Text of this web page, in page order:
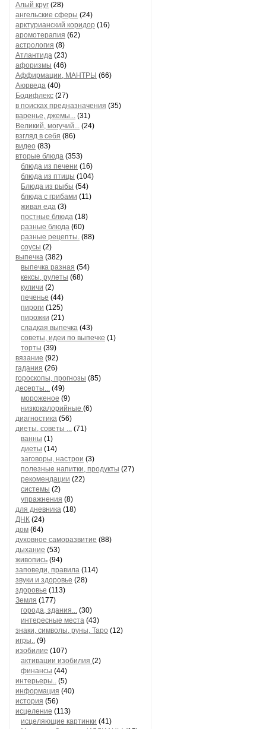
Алый круг (28)
ангельские сферы (24)
арктурианский коридор (16)
аромотерапия (62)
астрология (8)
Атлантида (23)
афоризмы (46)
Аффирмации, МАНТРЫ (66)
Аюрведа (40)
Бодифлекс (27)
в поисках предназначения (35)
варенье, джемы... (31)
Великий, могучий... (24)
взгляд в себя (86)
видео (83)
вторые блюда (353)
блюда из печени (16)
блюда из птицы (104)
Блюда из рыбы (54)
блюда с грибами (11)
живая еда (3)
постные блюда (18)
разные блюда (60)
разные рецепты. (88)
соусы (2)
выпечка (382)
выпечка разная (54)
кексы, рулеты (68)
куличи (2)
печенье (44)
пироги (125)
пирожки (21)
сладкая выпечка (43)
советы, идеи по выпечке (1)
торты (39)
вязание (92)
гадания (26)
гороскопы, прогнозы (85)
десерты... (49)
мороженое (9)
низкокалорийные (6)
диагностика (56)
диеты, советы ... (71)
ванны (1)
диеты (14)
заговоры, настрои (3)
полезные напитки, продукты (27)
рекомендации (22)
системы (2)
упражнения (8)
для дневника (18)
ДНК (24)
дом (64)
духовное саморазвитие (88)
дыхание (53)
живопись (94)
заповеди, правила (114)
звуки и здоровье (28)
здоровье (113)
Земля (177)
города, здания... (30)
интересные места (43)
знаки, символы, руны, Таро (12)
игры.. (9)
изобилие (107)
активации изобилия (2)
финансы (44)
интерьеры.. (5)
информация (40)
история (56)
исцеление (113)
исцеляющие картинки (41)